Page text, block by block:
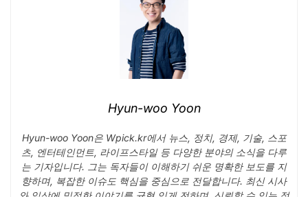
Hyun-woo Yoon
Hyun-woo Yoon은 Wpick.kr에서 뉴스, 정치, 경제, 기술, 스포
츠, 엔터테인먼트, 라이프스타일 등 다양한 분야의 소식을 다루
는 기자입니다. 그는 독자들이 이해하기 쉬운 명확한 보도를 지
향하며, 복잡한 이슈도 핵심을 중심으로 전달합니다. 최신 시사